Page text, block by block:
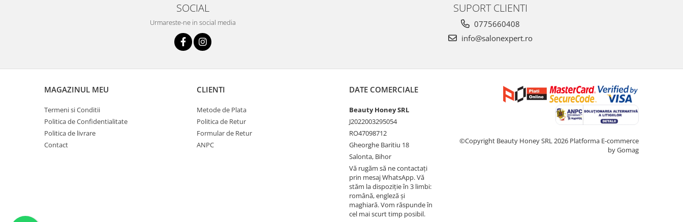
SOCIAL
Urmareste-ne in social media
SUPORT CLIENTI
0775660408
info@salonexpert.ro
MAGAZINUL MEU
Termeni si Conditii
Politica de Confidentialitate
Politica de livrare
Contact
CLIENTI
Metode de Plata
Politica de Retur
Formular de Retur
ANPC
DATE COMERCIALE
Beauty Honey SRL
J2022003295054
RO47098712
Gheorghe Baritiu 18
Salonta, Bihor
Vă rugăm să ne contactați
prin mesaj WhatsApp. Vă
stăm la dispoziție în 3 limbi:
română, engleză și
maghiară. Vom răspunde în
cel mai scurt timp posibil.
©Copyright Beauty Honey SRL 2026 Platforma E-commerce
by Gomag